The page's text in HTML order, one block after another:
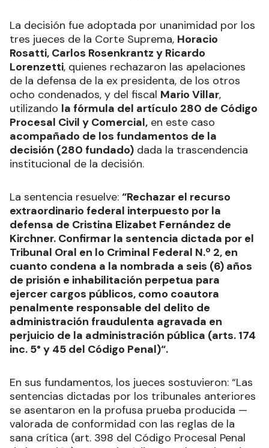
La decisión fue adoptada por unanimidad por los
tres jueces de la Corte Suprema, Horacio
Rosatti, Carlos Rosenkrantz y Ricardo
Lorenzetti, quienes rechazaron las apelaciones
de la defensa de la ex presidenta, de los otros
ocho condenados, y del fiscal Mario Villar,
utilizando la fórmula del artículo 280 de Código
Procesal Civil y Comercial, en este caso
acompañado de los fundamentos de la
decisión (280 fundado) dada la trascendencia
institucional de la decisión.
La sentencia resuelve: “Rechazar el recurso
extraordinario federal interpuesto por la
defensa de Cristina Elizabet Fernández de
Kirchner. Confirmar la sentencia dictada por el
Tribunal Oral en lo Criminal Federal N.º 2, en
cuanto condena a la nombrada a seis (6) años
de prisión e inhabilitación perpetua para
ejercer cargos públicos, como coautora
penalmente responsable del delito de
administración fraudulenta agravada en
perjuicio de la administración pública (arts. 174
inc. 5° y 45 del Código Penal)“.
En sus fundamentos, los jueces sostuvieron: “Las
sentencias dictadas por los tribunales anteriores
se asentaron en la profusa prueba producida —
valorada de conformidad con las reglas de la
sana crítica (art. 398 del Código Procesal Penal